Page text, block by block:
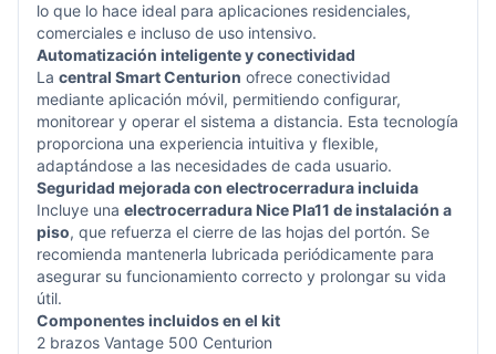
lo que lo hace ideal para aplicaciones residenciales,
comerciales e incluso de uso intensivo.
Automatización inteligente y conectividad
La central Smart Centurion ofrece conectividad
mediante aplicación móvil, permitiendo configurar,
monitorear y operar el sistema a distancia. Esta tecnología
proporciona una experiencia intuitiva y flexible,
adaptándose a las necesidades de cada usuario.
Seguridad mejorada con electrocerradura incluida
Incluye una electrocerradura Nice Pla11 de instalación a
piso, que refuerza el cierre de las hojas del portón. Se
recomienda mantenerla lubricada periódicamente para
asegurar su funcionamiento correcto y prolongar su vida
útil.
Componentes incluidos en el kit
2 brazos Vantage 500 Centurion